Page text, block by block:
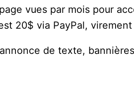
vues par mois pour
20$ via PayPal,
de texte,